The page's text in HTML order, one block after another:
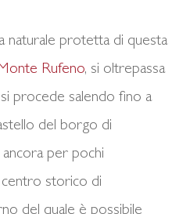
naturale protetta di questa
Rufeno, si oltrepassa
si procede salendo fino a
del borgo di
per pochi
centro storico di
del quale è possibile